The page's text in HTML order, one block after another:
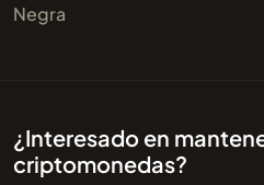
Negra
¿Interesado en
criptomonedas?